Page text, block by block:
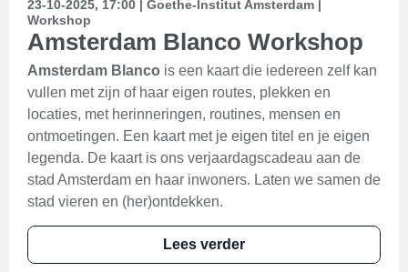
23-10-2025, 17:00 | Goethe-Institut Amsterdam |
Workshop
Amsterdam Blanco Workshop
Amsterdam Blanco is een kaart die iedereen zelf kan
vullen met zijn of haar eigen routes, plekken en
locaties, met herinneringen, routines, mensen en
ontmoetingen. Een kaart met je eigen titel en je eigen
legenda. De kaart is ons verjaardagscadeau aan de
stad Amsterdam en haar inwoners. Laten we samen de
stad vieren en (her)ontdekken.
Lees verder